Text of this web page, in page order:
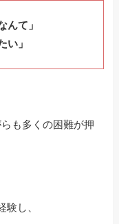
んて」
い」
も多くの困難が押
験し、